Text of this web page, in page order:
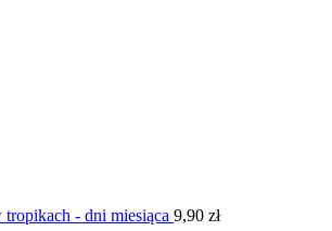
- dni miesiąca 9,90 zł